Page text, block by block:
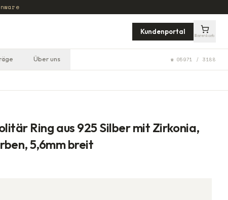
Kundenportal
Warenkorb
Über uns ☎ 05971 / 3188
Ring aus 925 Silber mit Zirkonia,
5,6mm breit